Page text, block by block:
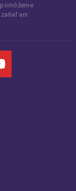
ani